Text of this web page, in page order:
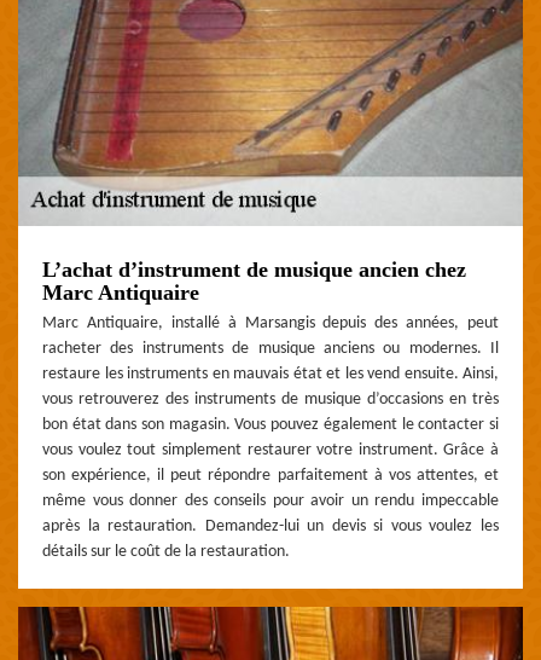
L’achat d’instrument de musique ancien chez
Marc Antiquaire
Marc Antiquaire, installé à Marsangis depuis des années, peut
racheter des instruments de musique anciens ou modernes. Il
restaure les instruments en mauvais état et les vend ensuite. Ainsi,
vous retrouverez des instruments de musique d’occasions en très
bon état dans son magasin. Vous pouvez également le contacter si
vous voulez tout simplement restaurer votre instrument. Grâce à
son expérience, il peut répondre parfaitement à vos attentes, et
même vous donner des conseils pour avoir un rendu impeccable
après la restauration. Demandez-lui un devis si vous voulez les
détails sur le coût de la restauration.